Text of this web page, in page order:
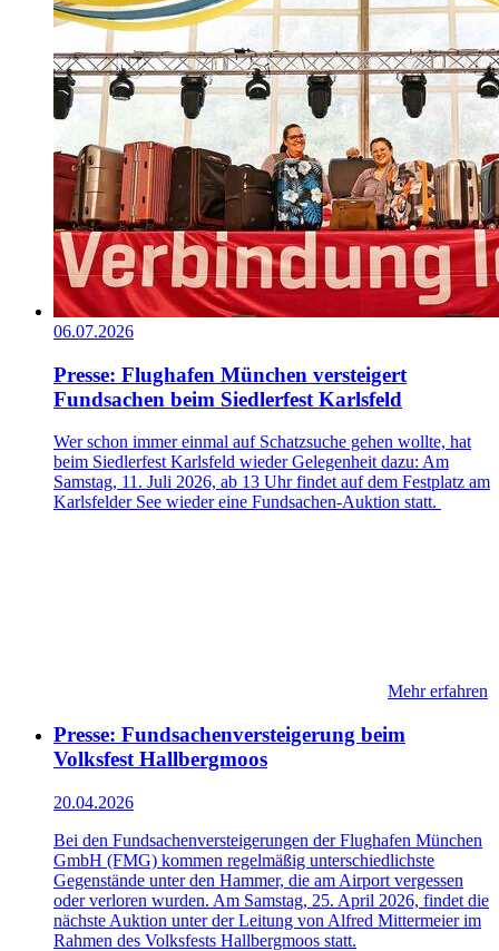
06.07.2026
Presse: Flughafen München versteigert
Fundsachen beim Siedlerfest Karlsfeld
Wer schon immer einmal auf Schatzsuche gehen wollte, hat
beim Siedlerfest Karlsfeld wieder Gelegenheit dazu: Am
Samstag, 11. Juli 2026, ab 13 Uhr findet auf dem Festplatz am
Karlsfelder See wieder eine Fundsachen-Auktion statt.
Mehr erfahren
Presse: Fundsachenversteigerung beim
Volksfest Hallbergmoos
20.04.2026
Bei den Fundsachenversteigerungen der Flughafen München
GmbH (FMG) kommen regelmäßig unterschiedlichste
Gegenstände unter den Hammer, die am Airport vergessen
oder verloren wurden. Am Samstag, 25. April 2026, findet die
nächste Auktion unter der Leitung von Alfred Mittermeier im
Rahmen des Volksfests Hallbergmoos statt.